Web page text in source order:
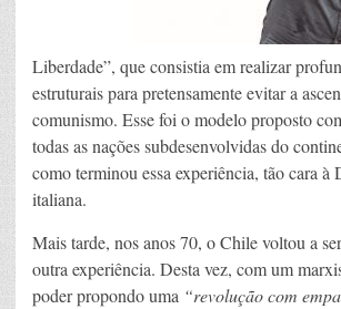
Liberdade”, que consistia em realizar
estruturais para pretensamente evitar a
comunismo. Esse foi o modelo proposto
todas as nações subdesenvolvidas do
como terminou essa experiência, tão cara à
italiana.
Mais tarde, nos anos 70, o Chile voltou a
outra experiência. Desta vez, com um
poder propondo uma “revolução com